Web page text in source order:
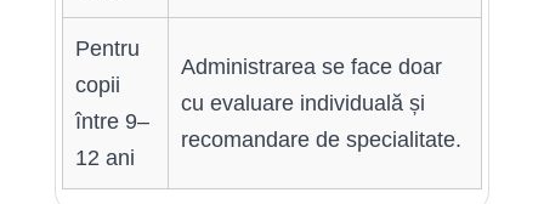
Pentru
copii
între 9–
12 ani
Administrarea se face doar
cu evaluare individuală și
recomandare de specialitate.